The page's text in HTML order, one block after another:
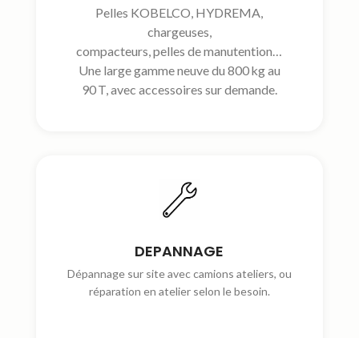
Pelles KOBELCO, HYDREMA,
chargeuses,
compacteurs, pelles de manutention…
Une large gamme neuve du 800 kg au
90 T, avec accessoires sur demande.
DEPANNAGE
Dépannage sur site avec camions ateliers, ou
réparation en atelier selon le besoin.